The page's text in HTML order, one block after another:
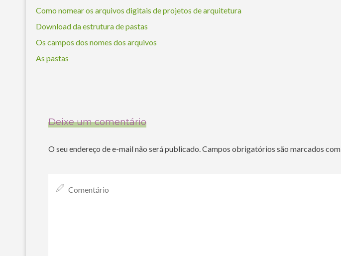
Como nomear os arquivos digitais de projetos de arquitetura
Download da estrutura de pastas
Os campos dos nomes dos arquivos
As pastas
Deixe um comentário
O seu endereço de e-mail não será publicado.Campos obrigatórios são marcados com